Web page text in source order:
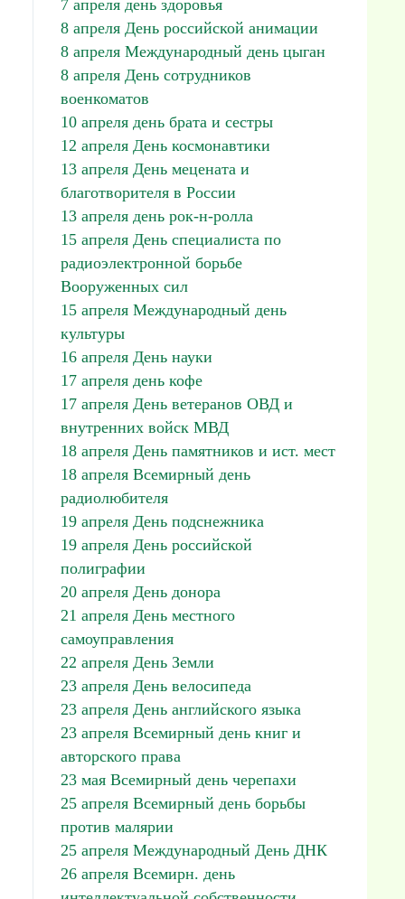
7 апреля день здоровья
8 апреля День российской анимации
8 апреля Международный день цыган
8 апреля День сотрудников
военкоматов
10 апреля день брата и сестры
12 апреля День космонавтики
13 апреля День мецената и
благотворителя в России
13 апреля день рок-н-ролла
15 апреля День специалиста по
радиоэлектронной борьбе
Вооруженных сил
15 апреля Международный день
культуры
16 апреля День науки
17 апреля день кофе
17 апреля День ветеранов ОВД и
внутренних войск МВД
18 апреля День памятников и ист. мест
18 апреля Всемирный день
радиолюбителя
19 апреля День подснежника
19 апреля День российской
полиграфии
20 апреля День донора
21 апреля День местного
самоуправления
22 апреля День Земли
23 апреля День велосипеда
23 апреля День английского языка
23 апреля Всемирный день книг и
авторского права
23 мая Всемирный день черепахи
25 апреля Всемирный день борьбы
против малярии
25 апреля Международный День ДНК
26 апреля Всемирн. день